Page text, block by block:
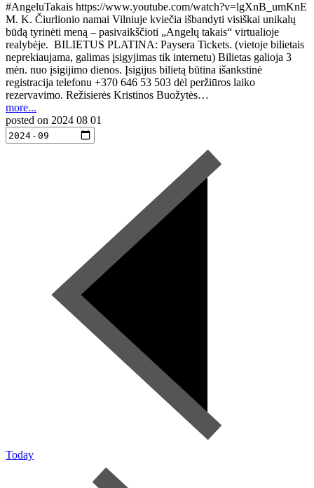
#AngeluTakais https://www.youtube.com/watch?v=lgXnB_umKnE
M. K. Čiurlionio namai Vilniuje kviečia išbandyti visiškai unikalų
būdą tyrinėti meną – pasivaikščioti „Angelų takais“ virtualioje
realybėje. BILIETUS PLATINA: Paysera Tickets. (vietoje bilietais
neprekiaujama, galimas įsigyjimas tik internetu) Bilietas galioja 3
mėn. nuo įsigijimo dienos. Įsigijus bilietą būtina išankstinė
registracija telefonu +370 646 53 503 dėl peržiūros laiko
rezervavimo. Režisierės Kristinos Buožytės…
more...
posted on 2024 08 01
Today